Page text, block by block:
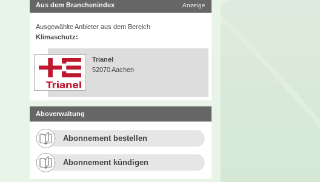
Aus dem Branchenindex Anzeige
Ausgewählte Anbieter aus dem Bereich
Klimaschutz:
Trianel
52070 Aachen
Aboverwaltung
Abonnement bestellen
Abonnement kündigen